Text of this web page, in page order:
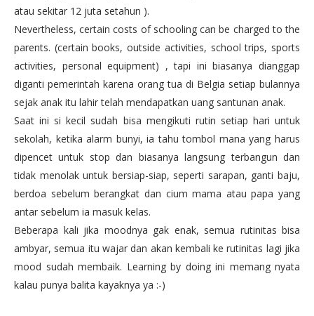
atau sekitar 12 juta setahun ).
Nevertheless, certain costs of schooling can be charged to the
parents. (certain books, outside activities, school trips, sports
activities, personal equipment) , tapi ini biasanya dianggap
diganti pemerintah karena orang tua di Belgia setiap bulannya
sejak anak itu lahir telah mendapatkan uang santunan anak.
Saat ini si kecil sudah bisa mengikuti rutin setiap hari untuk
sekolah, ketika alarm bunyi, ia tahu tombol mana yang harus
dipencet untuk stop dan biasanya langsung terbangun dan
tidak menolak untuk bersiap-siap, seperti sarapan, ganti baju,
berdoa sebelum berangkat dan cium mama atau papa yang
antar sebelum ia masuk kelas.
Beberapa kali jika moodnya gak enak, semua rutinitas bisa
ambyar, semua itu wajar dan akan kembali ke rutinitas lagi jika
mood sudah membaik. Learning by doing ini memang nyata
kalau punya balita kayaknya ya :-)